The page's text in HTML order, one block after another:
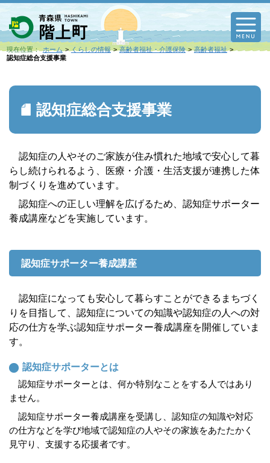
現在位置： ホーム くらしの情報 高齢者福祉・介護保険
高齢者福祉
認知症総合支援事業
認知症総合支援事業
認知症の人やそのご家族が住み慣れた地域で安心して暮
らし続けられるよう、医療・介護・生活支援が連携した体
制づくりを進めています。
認知症への正しい理解を広げるため、認知症サポーター
養成講座などを実施しています。
認知症サポーター養成講座
認知症になっても安心して暮らすことができるまちづく
りを目指して、認知症についての知識や認知症の人への対
応の仕方を学ぶ認知症サポーター養成講座を開催していま
す。
認知症サポーターとは
認知症サポーターとは、何か特別なことをする人ではあり
ません。
認知症サポーター養成講座を受講し、認知症の知識や対応
の仕方などを学び地域で認知症の人やその家族をあたたかく
見守り、支援する応援者です。